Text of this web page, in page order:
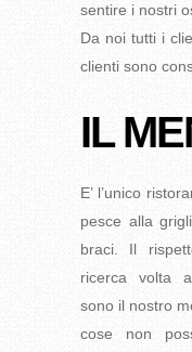
sentire i nostri
Da noi tutti i
clienti sono
IL
E’ l’unico
pesce alla
braci. Il
ricerca volta
sono il nostro
cose non